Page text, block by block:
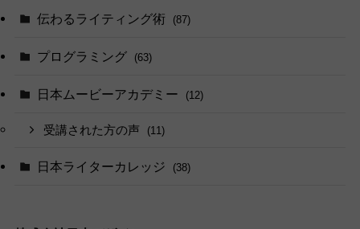
伝わるライティング術 (87)
プログラミング (63)
日本ムービーアカデミー (12)
受講された方の声 (11)
日本ライターカレッジ (38)